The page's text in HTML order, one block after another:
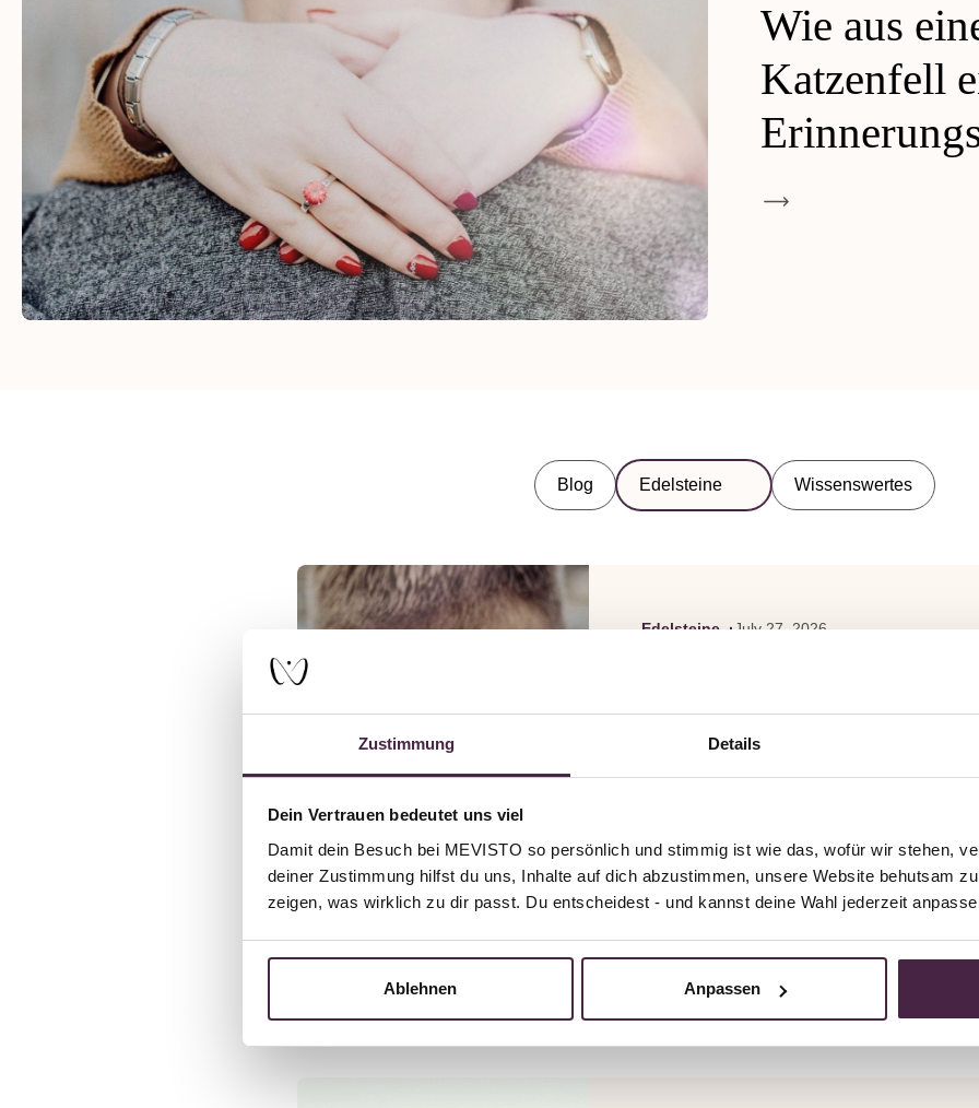
Zustimmung Details
Dein Vertrauen bedeutet uns viel
Damit dein Besuch bei MEVISTO so persönlich und stimmig ist wie das, wofür wir stehen,
deiner Zustimmung hilfst du uns, Inhalte auf dich abzustimmen, unsere Website behutsam
zeigen, was wirklich zu dir passt. Du entscheidest - und kannst deine Wahl jederzeit
Ablehnen Anpassen
Wie aus
Katzenfell
Blog Edelsteine Wissenswertes
Edelsteine July 27, 2026
Geschichte – Wie
Rose, Haaren und